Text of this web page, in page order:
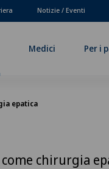
Notizie / Eventi
Medici Per i
epatica
chirurgia